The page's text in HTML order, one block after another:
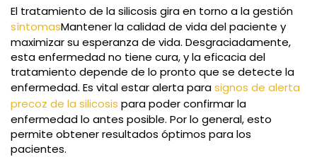
El tratamiento de la silicosis gira en torno a la gestión
síntomasMantener la calidad de vida del paciente y
maximizar su esperanza de vida. Desgraciadamente,
esta enfermedad no tiene cura, y la eficacia del
tratamiento depende de lo pronto que se detecte la
enfermedad. Es vital estar alerta parasignos de alerta
precoz de la silicosis para poder confirmar la
enfermedad lo antes posible. Por lo general, esto
permite obtener resultados óptimos para los
pacientes.